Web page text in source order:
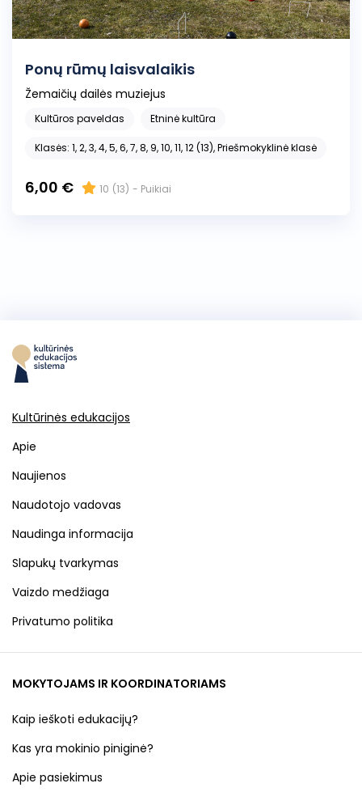
Ponų rūmų laisvalaikis
Žemaičių dailės muziejus
Kultūros paveldas Etninė kultūra
Klasės: 1, 2, 3, 4, 5, 6, 7, 8, 9, 10, 11, 12 (13), Priešmokyklinė klasė
6,00 € 10 (13) - Puikiai
Kultūrinės edukacijos
Apie
Naujienos
Naudotojo vadovas
Naudinga informacija
Slapukų tvarkymas
Vaizdo medžiaga
Privatumo politika
MOKYTOJAMS IR KOORDINATORIAMS
Kaip ieškoti edukacijų?
Kas yra mokinio piniginė?
Apie pasiekimus